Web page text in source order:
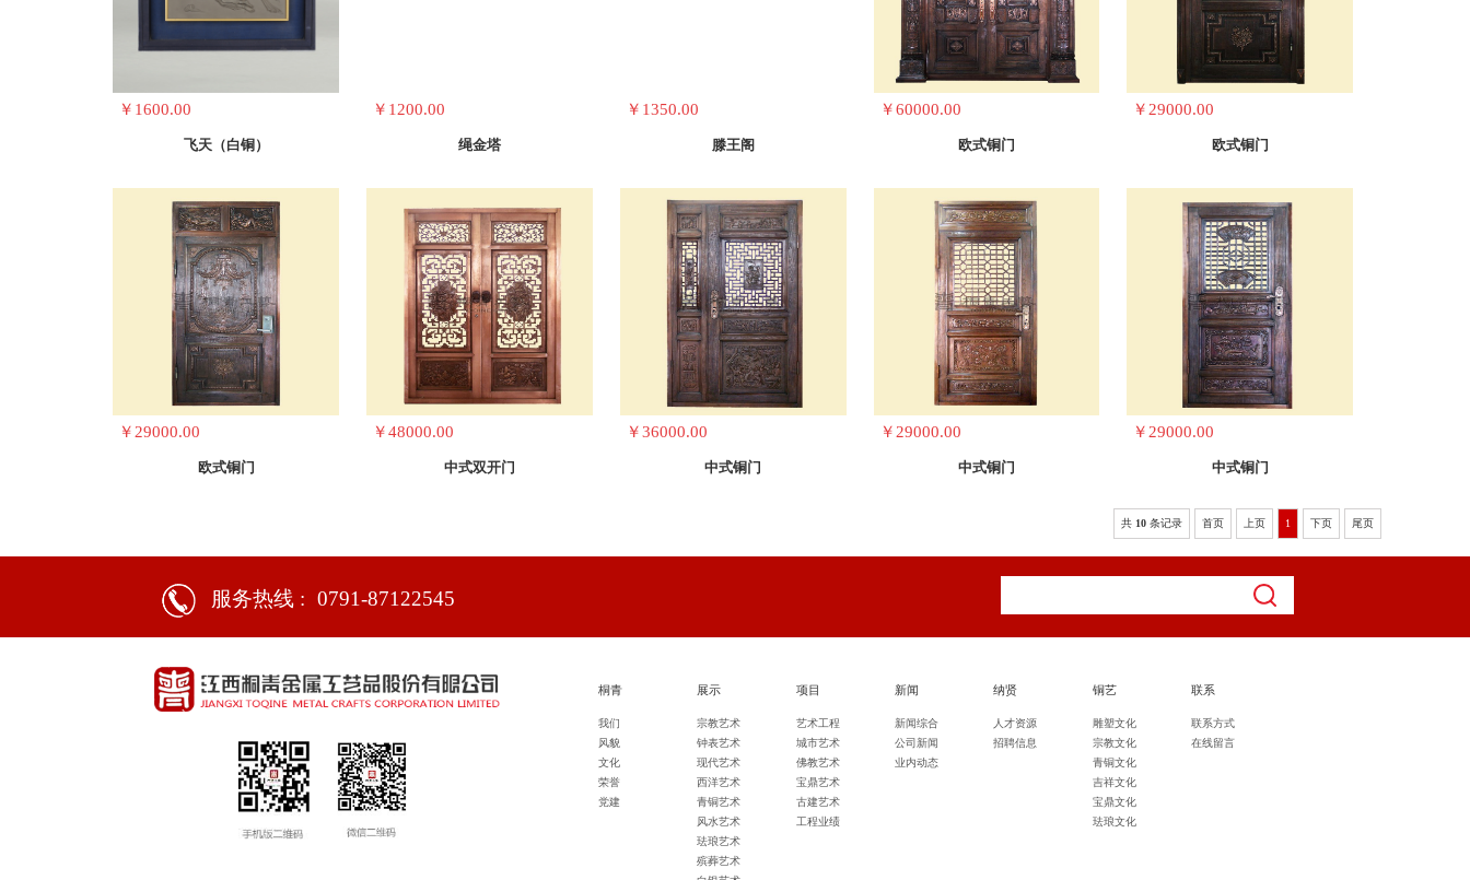
￥1600.00
飞天（白铜）
￥1200.00
绳金塔
￥1350.00
滕王阁
￥60000.00
欧式铜门
￥29000.00
欧式铜门
￥29000.00
欧式铜门
￥48000.00
中式双开门
￥36000.00
中式铜门
￥29000.00
中式铜门
￥29000.00
中式铜门
共 10 条记录 首页 上页 1 下页 尾页
服务热线 : 0791-87122545
桐青
我们
风貌
文化
荣誉
党建
展示
宗教艺术
钟表艺术
现代艺术
西洋艺术
青铜艺术
风水艺术
珐琅艺术
殡葬艺术
项目
艺术工程
城市艺术
佛教艺术
宝鼎艺术
古建艺术
工程业绩
新闻
新闻综合
公司新闻
业内动态
纳贤
人才资源
招聘信息
铜艺
雕塑文化
宗教文化
青铜文化
吉祥文化
宝鼎文化
珐琅文化
联系
联系方式
在线留言